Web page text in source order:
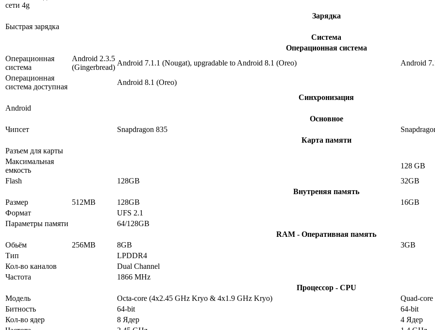
сети 4g
Зарядка
Быстрая зарядка
Система
Операционная система
Операционная
система
Android 2.3.5
(Gingerbread)
Android 7.1.1 (Nougat), upgradable to Android 8.1 (Oreo)
Android
Операционная
система доступная
Android 8.1 (Oreo)
Синхронизация
Android
Основное
Чипсет
Snapdragon 835
Карта памяти
Разъем для карты
Максимальная
емкость
128 GB
Flash
128GB
32GB
Внутреняя память
Размер
512MB 128GB
16GB
Формат
UFS 2.1
Параметры памяти
64/128GB
RAM - Оперативная память
Обьём
256MB 8GB
3GB
Тип
LPDDR4
Кол-во каналов
Dual Channel
Частота
1866 MHz
Процессор - CPU
Модель
Octa-core (4x2.45 GHz Kryo & 4x1.9 GHz Kryo)
Quad-
Битность
64-bit
64-bit
Кол-во ядер
8 Ядер
4 Ядер